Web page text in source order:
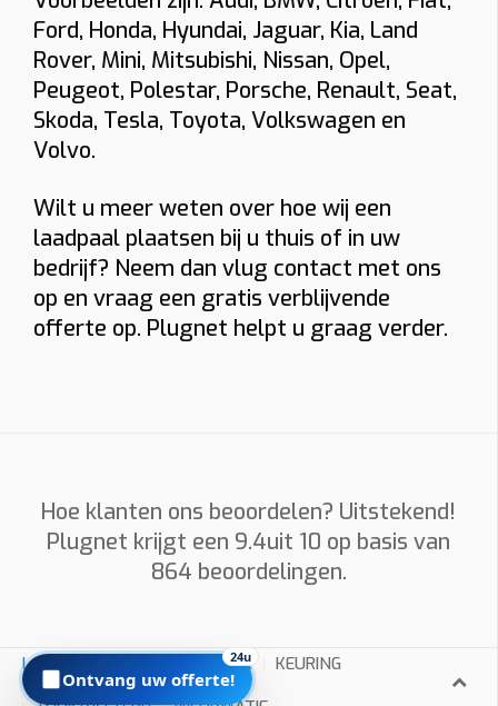
Ford, Honda, Hyundai, Jaguar, Kia, Land
Rover, Mini, Mitsubishi, Nissan, Opel,
Peugeot, Polestar, Porsche, Renault, Seat,
Skoda, Tesla, Toyota, Volkswagen en
Volvo.
Wilt u meer weten over hoe wij een
laadpaal plaatsen bij u thuis of in uw
bedrijf? Neem dan vlug contact met ons
op en vraag een gratis verblijvende
offerte op. Plugnet helpt u graag verder.
Ontvang uw offerte!
24u
E-mail
Telefoon
Installatieadres
Foto’s
Ik ga akkoord dat Plugnet mij mag contacteren i.v.m. mijn
aanvraag.
Prijzen zijn indicatief en afhankelijk van plaatsbezoek/technische
situatie. Offerte = vrijblijvend.
Hoe klanten ons beoordelen? Uitstekend!
Plugnet krijgt een 9.4uit 10 op basis van
864 beoordelingen.
LAADPALEN INSTALLATEUR
KEURING